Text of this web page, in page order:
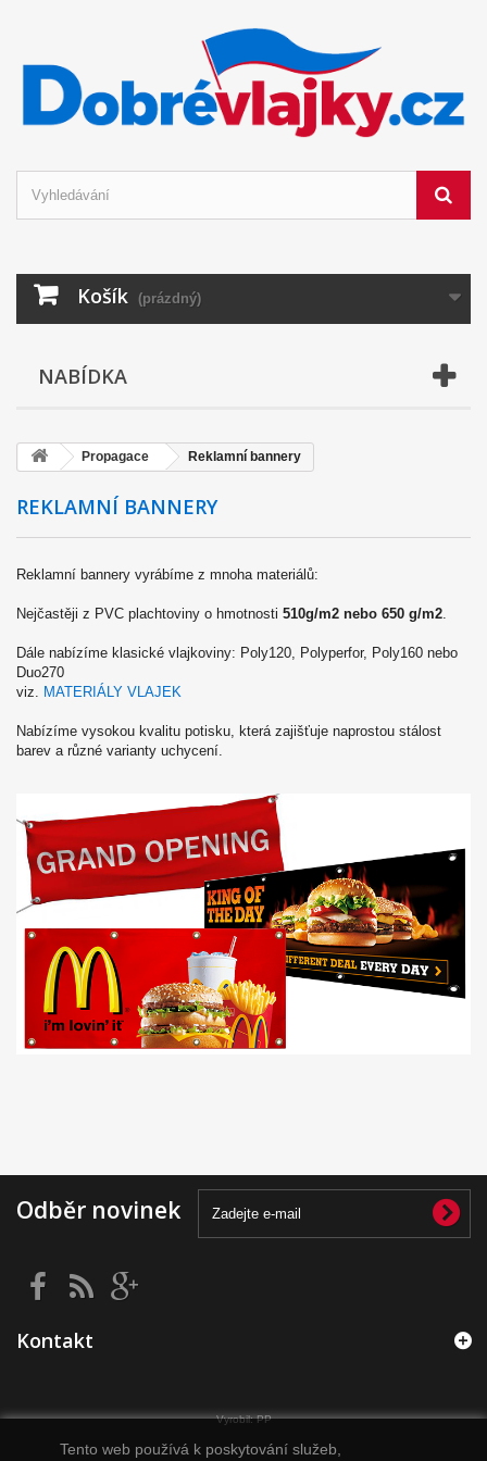
Košík (prázdný)
NABÍDKA
Propagace Reklamní bannery
REKLAMNÍ BANNERY
Reklamní bannery vyrábíme z mnoha materiálů:
Nejčastěji z PVC plachtoviny o hmotnosti 510g/m2 nebo 650 g/m2.
Dále nabízíme klasické vlajkoviny: Poly120, Polyperfor, Poly160 nebo
Duo270
viz. MATERIÁLY VLAJEK
Nabízíme vysokou kvalitu potisku, která zajišťuje naprostou stálost
barev a různé varianty uchycení.
Odběr novinek
Kontakt
Tento web používá k poskytování služeb,
Vyrobil:PP